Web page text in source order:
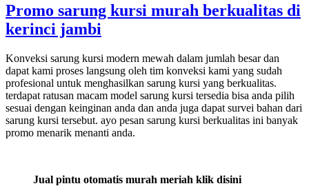
Promo sarung kursi murah berkualitas di
kerinci jambi
Konveksi sarung kursi modern mewah dalam jumlah besar dan
dapat kami proses langsung oleh tim konveksi kami yang sudah
profesional untuk menghasilkan sarung kursi yang berkualitas.
terdapat ratusan macam model sarung kursi tersedia bisa anda pilih
sesuai dengan keinginan anda dan anda juga dapat survei bahan dari
sarung kursi tersebut. ayo pesan sarung kursi berkualitas ini banyak
promo menarik menanti anda.
Jual pintu otomatis murah meriah klik disini